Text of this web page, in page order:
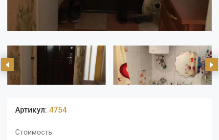
Артикул: 4754
Стоимость